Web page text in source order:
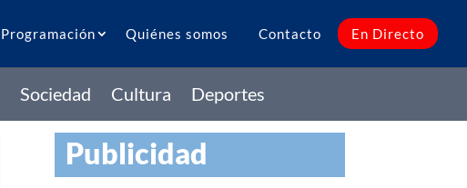
Programación Quiénes somos Contacto En Directo
Sociedad Cultura Deportes
Publicidad